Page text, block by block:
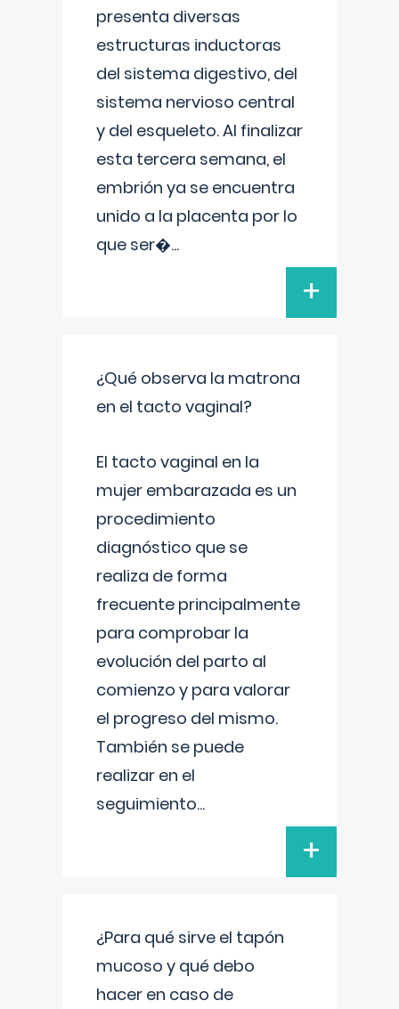
presenta diversas
estructuras inductoras
del sistema digestivo, del
sistema nervioso central
y del esqueleto. Al finalizar
esta tercera semana, el
embrión ya se encuentra
unido a la placenta por lo
que ser�...
+
¿Qué observa la matrona
en el tacto vaginal?
El tacto vaginal en la
mujer embarazada es un
procedimiento
diagnóstico que se
realiza de forma
frecuente principalmente
para comprobar la
evolución del parto al
comienzo y para valorar
el progreso del mismo.
También se puede
realizar en el
seguimiento...
+
¿Para qué sirve el tapón
mucoso y qué debo
hacer en caso de